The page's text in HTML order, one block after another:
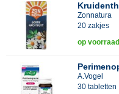
Zonnatura
20 zakjes
op voorraad
A.Vogel
30 tabletten